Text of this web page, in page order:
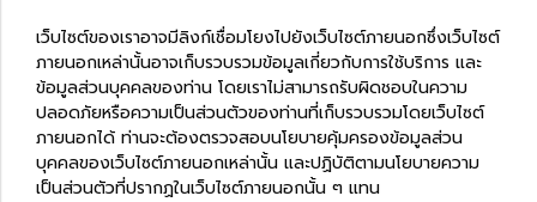
เว็บไซต์ของเราอาจมีลิงก์เชื่อมโยงไปยังเว็บไซต์ภายนอกซึ่งเว็บไซต์
ภายนอกเหล่านั้นอาจเก็บรวบรวมข้อมูลเกี่ยวกับการใช้บริการ และ
ข้อมูลส่วนบุคคลของท่าน โดยเราไม่สามารถรับผิดชอบในความ
ปลอดภัยหรือความเป็นส่วนตัวของท่านที่เก็บรวบรวมโดยเว็บไซต์
ภายนอกได้ ท่านจะต้องตรวจสอบนโยบายคุ้มครองข้อมูลส่วน
บุคคลของเว็บไซต์ภายนอกเหล่านั้น และปฏิบัติตามนโยบายความ
เป็นส่วนตัวที่ปรากฏในเว็บไซต์ภายนอกนั้น ๆ แทน